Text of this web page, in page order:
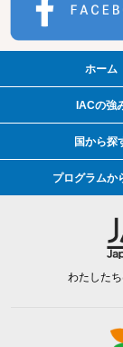
ホーム
IACの強
国から探
プログラムか
わたした